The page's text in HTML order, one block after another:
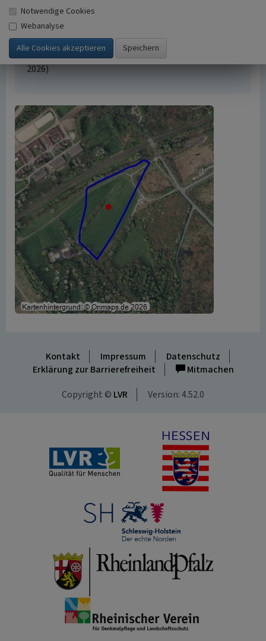
„Plaggenesch am Westring in Bladenhorst”. In:
KuLaDig, Kultur.Landschaft.Digital. URL:
https://www.kuladig.de/Objektansicht/A-
P363N410-20090617-0005(Abgerufen: 10. August
2026)
Kontakt Impressum
Datenschutz
Erklärung zur Barrierefreiheit
Mitmachen
Copyright © LVR Version: 4.52.0
Notwendige Cookies
Webanalyse